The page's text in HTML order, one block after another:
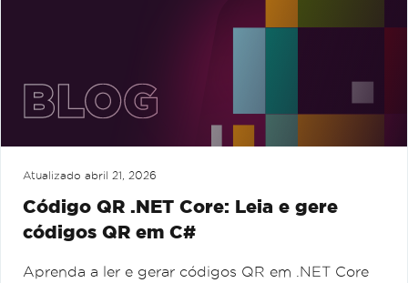
Atualizado abril 21, 2026
Código QR .NET Core: Leia e gere
códigos QR em C#
Aprenda a ler e gerar códigos QR em .NET Core